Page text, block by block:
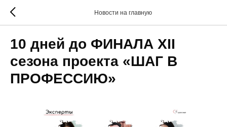
Новости на главную
10 дней до ФИНАЛА XII
сезона проекта «ШАГ В
ПРОФЕССИЮ»